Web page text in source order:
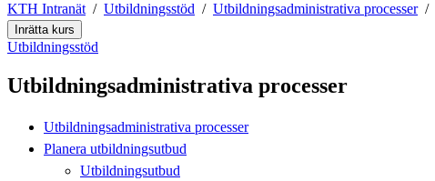
KTH Intranät Utbildningsstöd Utbildningsadministrativa processer
Inrätta kurs
Utbildningsstöd
Utbildningsadministrativa processer
Utbildningsadministrativa processer
Planera utbildningsutbud
Utbildningsutbud